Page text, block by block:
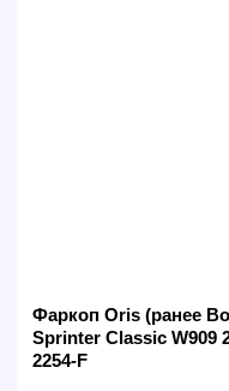
Фаркоп Oris (ранее
Sprinter Classic W909
2254-F